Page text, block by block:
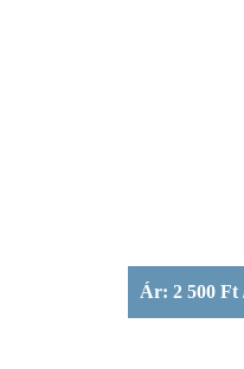
Ár: 2 500 Ft